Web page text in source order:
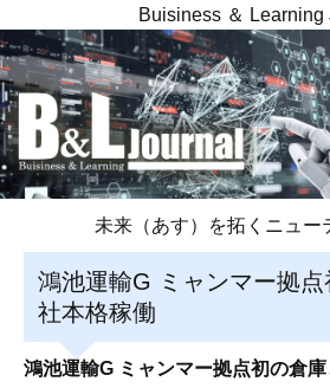
Buisiness ＆ Learning
未来（あす）を拓くニュー
鴻池運輸G ミャンマー拠
社本格稼働
鴻池運輸G ミャンマー拠点初の倉